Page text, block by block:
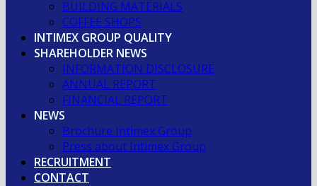
BUILDING MATERIALS
COFFEE SHOPS
INTIMEX GROUP QUALITY
SHAREHOLDER NEWS
INFORMATION DISCLOSURE
ANNUAL REPORT
FINANCIAL REPORT
NEWS
Brochure Intimex Group
Press about Intimex Group
RECRUITMENT
CONTACT